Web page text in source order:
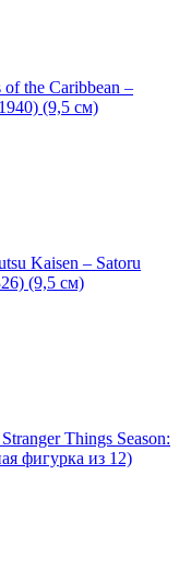
the Caribbean –
(9,5 см)
Kaisen – Satoru
(9,5 см)
Things Season:
фигурка из 12)